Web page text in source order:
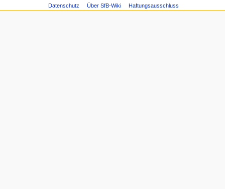
Datenschutz Über SfB-Wiki Haftungsausschluss